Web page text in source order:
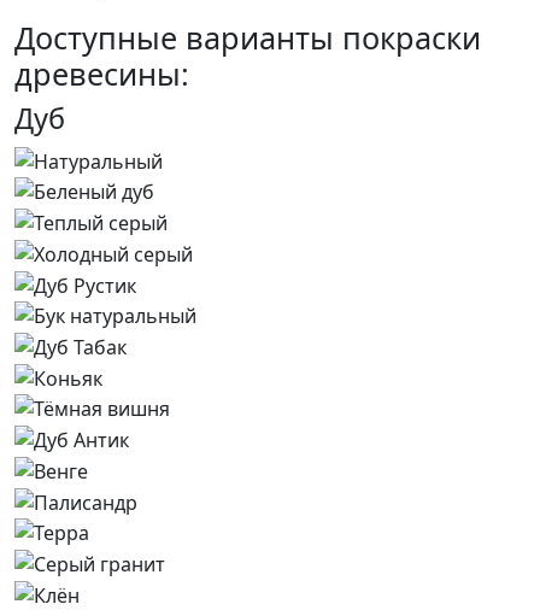
Доступные варианты покраски
древесины:
Дуб